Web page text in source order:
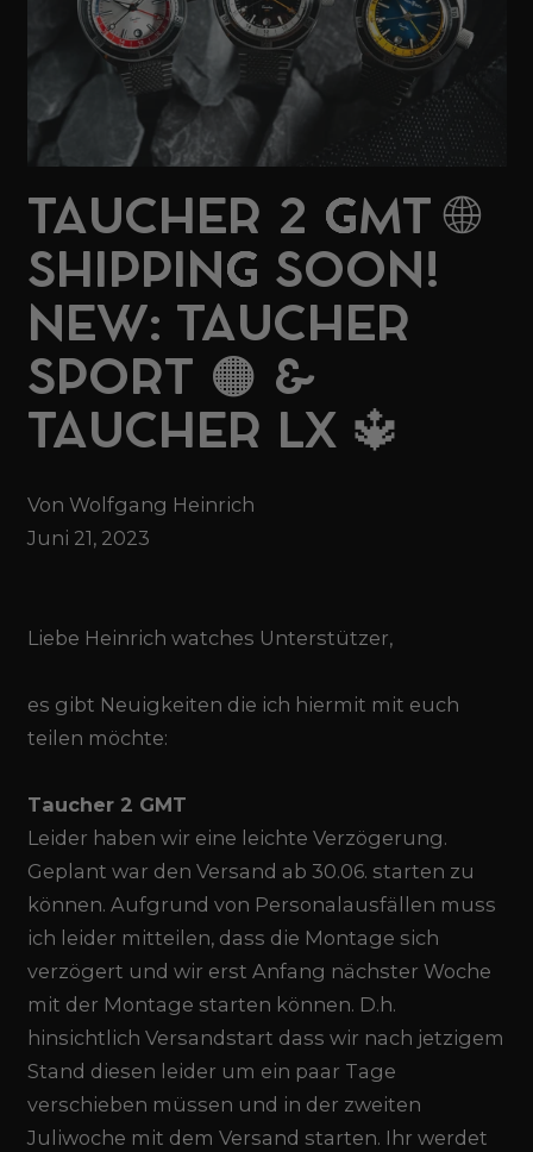
TAUCHER 2 GMT 🌐
SHIPPING SOON!
NEW: TAUCHER
SPORT 🟠 &
TAUCHER LX 🔱
Von Wolfgang Heinrich
Juni 21, 2023
Liebe Heinrich watches Unterstützer,
es gibt Neuigkeiten die ich hiermit mit euch
teilen möchte:
Taucher 2 GMT
Leider haben wir eine leichte Verzögerung.
Geplant war den Versand ab 30.06. starten zu
können. Aufgrund von Personalausfällen muss
ich leider mitteilen, dass die Montage sich
verzögert und wir erst Anfang nächster Woche
mit der Montage starten können. D.h.
hinsichtlich Versandstart dass wir nach jetzigem
Stand diesen leider um ein paar Tage
verschieben müssen und in der zweiten
Juliwoche mit dem Versand starten. Ihr werdet